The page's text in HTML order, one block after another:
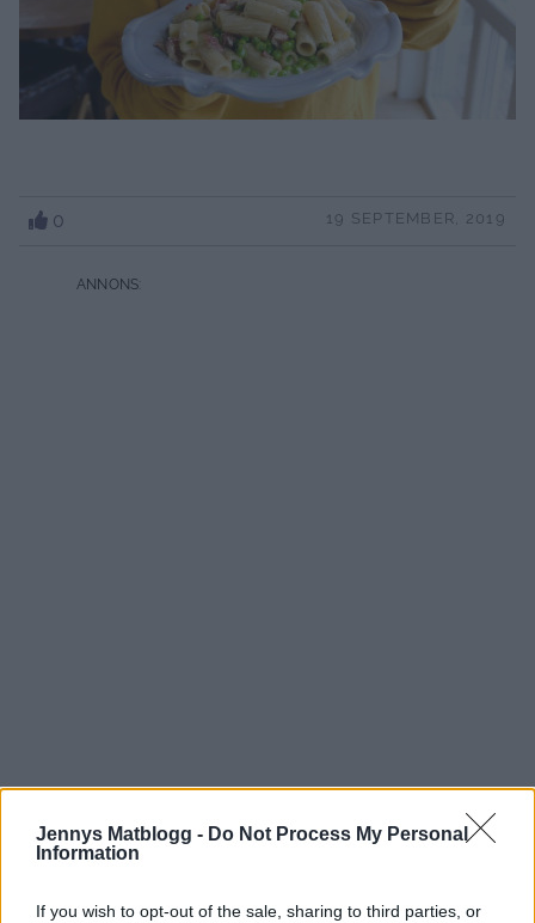
Jennys Matblogg - Do Not Process My Personal
Information
If you wish to opt-out of the sale, sharing to third parties, or
0 19 SEPTEMBER, 2019